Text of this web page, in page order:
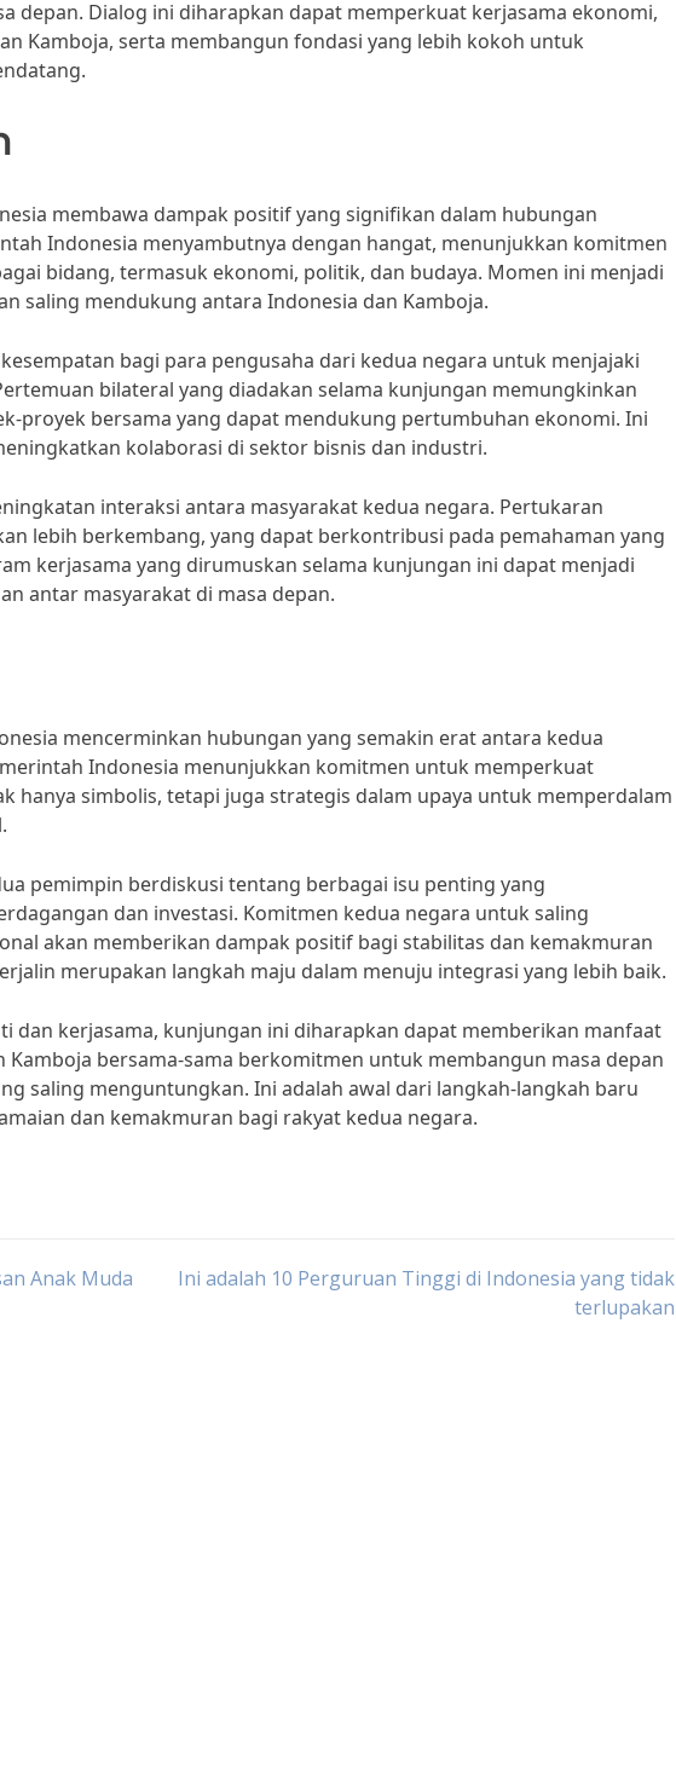
depan. Dialog ini diharapkan dapat memperkuat kerjasama ekonomi,
Kamboja, serta membangun fondasi yang lebih kokoh untuk
membawa dampak positif yang signifikan dalam hubungan
Indonesia menyambutnya dengan hangat, menunjukkan komitmen
bidang, termasuk ekonomi, politik, dan budaya. Momen ini menjadi
saling mendukung antara Indonesia dan Kamboja.
bagi para pengusaha dari kedua negara untuk menjajaki
bilateral yang diadakan selama kunjungan memungkinkan
proyek bersama yang dapat mendukung pertumbuhan ekonomi. Ini
kolaborasi di sektor bisnis dan industri.
interaksi antara masyarakat kedua negara. Pertukaran
lebih berkembang, yang dapat berkontribusi pada pemahaman yang
kerjasama yang dirumuskan selama kunjungan ini dapat menjadi
antar masyarakat di masa depan.
mencerminkan hubungan yang semakin erat antara kedua
Indonesia menunjukkan komitmen untuk memperkuat
hanya simbolis, tetapi juga strategis dalam upaya untuk memperdalam
pemimpin berdiskusi tentang berbagai isu penting yang
dan investasi. Komitmen kedua negara untuk saling
akan memberikan dampak positif bagi stabilitas dan kemakmuran
merupakan langkah maju dalam menuju integrasi yang lebih baik.
dan kerjasama, kunjungan ini diharapkan dapat memberikan manfaat
Kamboja bersama-sama berkomitmen untuk membangun masa depan
saling menguntungkan. Ini adalah awal dari langkah-langkah baru
dan kemakmuran bagi rakyat kedua negara.
Anak Muda
Ini adalah 10 Perguruan Tinggi di Indonesia yang tidak
terlupakan